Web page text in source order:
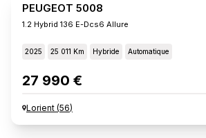
PEUGEOT 5008
1.2 Hybrid 136 E-Dcs6 Allure
2025 25 011 Km Hybride Automatique
27 990 €
Lorient (56)